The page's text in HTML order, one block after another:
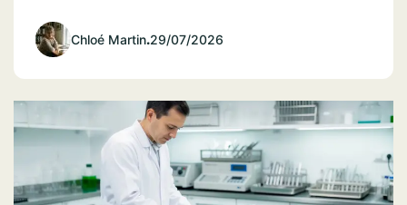
Chloé Martin.29/07/2026